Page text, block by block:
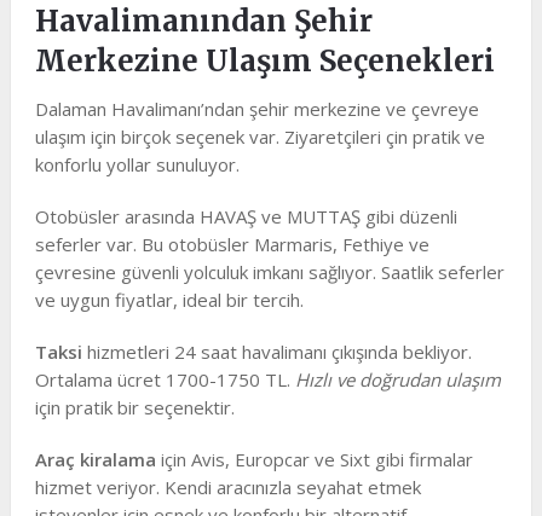
Havalimanından Şehir
Merkezine Ulaşım Seçenekleri
Dalaman Havalimanı’ndan şehir merkezine ve çevreye
ulaşım için birçok seçenek var. Ziyaretçileri çin pratik ve
konforlu yollar sunuluyor.
Otobüsler arasında HAVAŞ ve MUTTAŞ gibi düzenli
seferler var. Bu otobüsler Marmaris, Fethiye ve
çevresine güvenli yolculuk imkanı sağlıyor. Saatlik seferler
ve uygun fiyatlar, ideal bir tercih.
Taksi hizmetleri 24 saat havalimanı çıkışında bekliyor.
Ortalama ücret 1700-1750 TL. Hızlı ve doğrudan ulaşım
için pratik bir seçenektir.
Araç kiralama için Avis, Europcar ve Sixt gibi firmalar
hizmet veriyor. Kendi aracınızla seyahat etmek